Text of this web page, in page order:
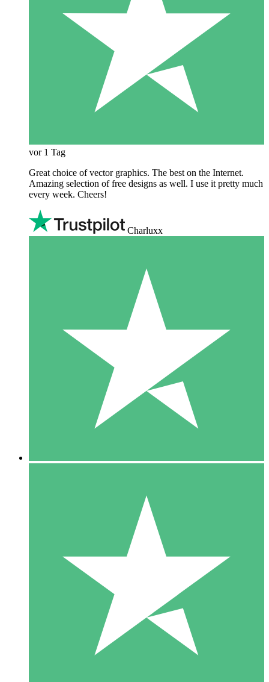
vor 1 Tag
Great choice of vector graphics. The best on the Internet.
Amazing selection of free designs as well. I use it pretty much
every week. Cheers!
Charluxx